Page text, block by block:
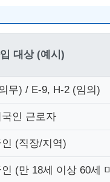
대상 (예시)
무) / E-9, H-2 (임의)
인 근로자
(직장/지역)
(만 18세 이상 60세 미